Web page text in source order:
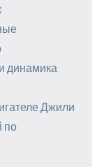
динамика
Джили
по